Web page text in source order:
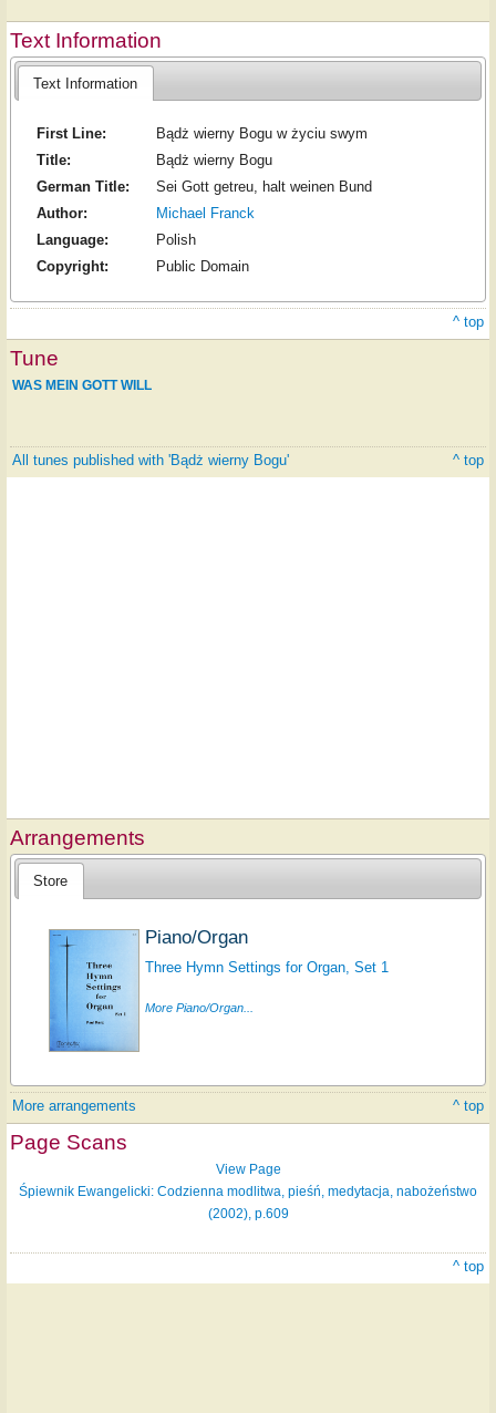
Text Information
Text Information
First Line:
Bądż wierny Bogu w życiu swym
Title:
Bądż wierny Bogu
German Title:
Sei Gott getreu, halt weinen Bund
Author:
Michael Franck
Language:
Polish
Copyright:
Public Domain
^ top
Tune
WAS MEIN GOTT WILL
All tunes published with 'Bądż wierny Bogu' ^ top
Arrangements
Store
Piano/Organ
Three Hymn Settings for Organ, Set 1
More Piano/Organ...
More arrangements ^ top
Page Scans
View Page
Śpiewnik Ewangelicki: Codzienna modlitwa, pieśń, medytacja, nabożeństwo
(2002), p.609
^ top